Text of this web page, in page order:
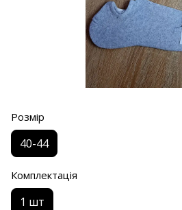
Розмір
40-44
Комплектація
1 шт